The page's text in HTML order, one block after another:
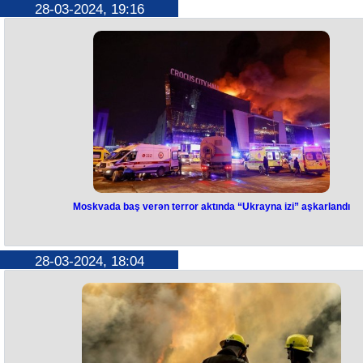
Ermənistanın baş naziri Nikol Paşinyan konsensusun olmadığını
Prezidenti İlham Əliyevin Sərəncamı ilə “Heydər Əliyevin 100 illiyi
2023)” Azərbaycan Respublikasının yubiley medalı ilə təltif edilib.
Aslan Aslanov 2002-2022 ci illərdə Azərbaycan Dövlət İnformasiya
Agentliyinin (AZƏRTAC) sədri vəzifəsində işləyib.
1993-2022 ci illərdə Ulu Öndər Heydər Əliyevin demək olar ki, bütün
xarici səfərlərində və keçirdiyi görüşlərdə AZƏRTAC-ın xüsusi müxbiri
kimi müşayiət edib.
28-03-2024, 19:16
“Ukrayna izi” aşkarlandı
zalında baş verən terror aktına görə saxlanılan şəxslərin “Ukrayna
millətçiləri ilə əlaqəsi”nə dair sübutlar əldə etdiyini açıqlayıb.
Bu barədə qurumun mətbuat xidməti məlumat yayıb.
İddiaya görə, müstəntiqlər terror aktını törədənlərin konsert zalına
hücumun hazırlanması üçün Ukrayna ərazisindən “əhəmiyyətli
məbləğ” aldıqları barədə məlumatlara malikdirlər.
“Saxlanılan terrorçularla iş, onlardan götürülən texniki vasitələrin
Moskvada baş verən terror aktında “Ukrayna izi” aşkarlandı
28-03-2024, 18:04